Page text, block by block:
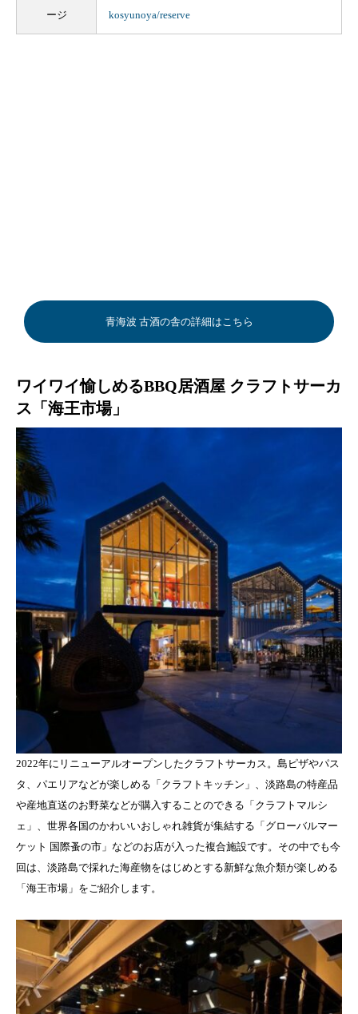
ージ
kosyunoya/reserve
青海波 古酒の舎の詳細はこちら
ワイワイ愉しめるBBQ居酒屋 クラフトサーカ
ス「海王市場」
2022年にリニューアルオープンしたクラフトサーカス。島ピザやパス
タ、パエリアなどが楽しめる「クラフトキッチン」、淡路島の特産品
や産地直送のお野菜などが購入することのできる「クラフトマルシ
ェ」、世界各国のかわいいおしゃれ雑貨が集結する「グローバルマー
ケット 国際蚤の市」などのお店が入った複合施設です。その中でも今
回は、淡路島で採れた海産物をはじめとする新鮮な魚介類が楽しめる
「海王市場」をご紹介します。